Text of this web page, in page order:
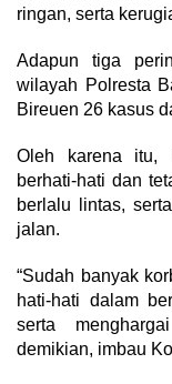
ringan, serta
Adapun tiga
wilayah Polresta
Bireuen 26 kasus
Oleh karena itu,
berhati-hati dan
berlalu lintas,
jalan.
“Sudah banyak
hati-hati dalam
serta
demikian, imbau